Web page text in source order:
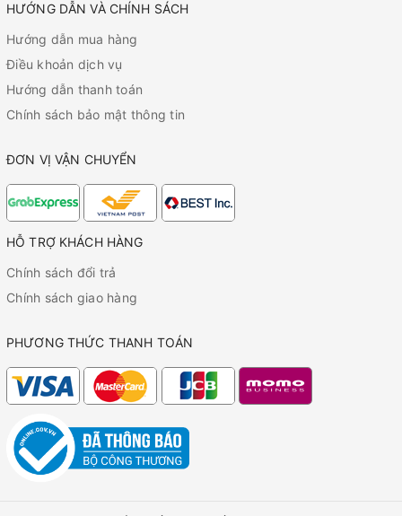
HƯỚNG DẪN VÀ CHÍNH SÁCH
Hướng dẫn mua hàng
Điều khoản dịch vụ
Hướng dẫn thanh toán
Chính sách bảo mật thông tin
ĐƠN VỊ VẬN CHUYỂN
HỖ TRỢ KHÁCH HÀNG
Chính sách đổi trả
Chính sách giao hàng
PHƯƠNG THỨC THANH TOÁN